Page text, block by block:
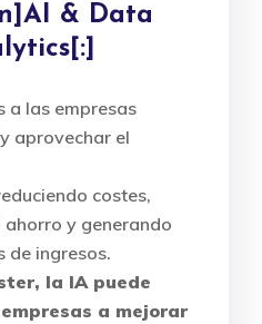
& Data
a las empresas
aprovechar el
costes,
y generando
de ingresos.
la IA puede
a mejorar